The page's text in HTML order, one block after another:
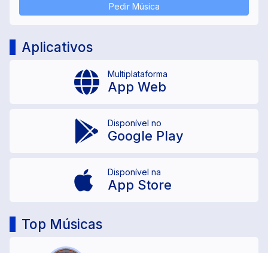
Pedir Música
Aplicativos
Multiplataforma
App Web
Disponível no
Google Play
Disponível na
App Store
Top Músicas